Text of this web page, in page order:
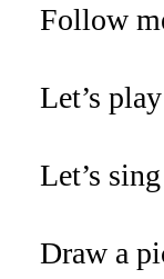
Follow
Let’s
Let’s
Draw a